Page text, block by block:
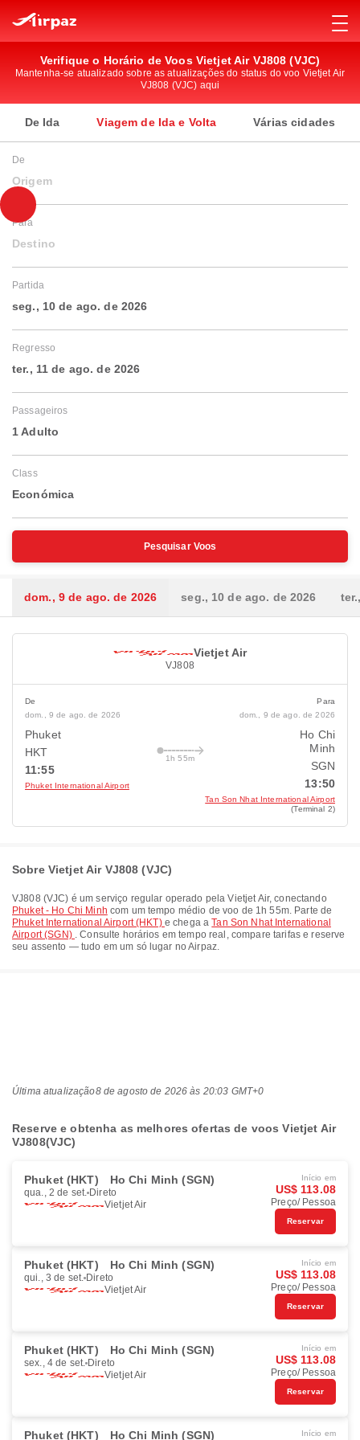
Verifique o Horário de Voos Vietjet Air VJ808 (VJC)
Mantenha-se atualizado sobre as atualizações do status do voo Vietjet Air
VJ808 (VJC) aqui
De Ida Viagem de Ida e Volta Várias cidades
De
Origem
Para
Destino
Partida
seg., 10 de ago. de 2026
Regresso
ter., 11 de ago. de 2026
Passageiros
1 Adulto
Class
Económica
Pesquisar Voos
dom., 9 de ago. de 2026 seg., 10 de ago. de 2026
Vietjet Air
VJ808
De
dom., 9 de ago. de 2026
Phuket
HKT
11:55
Phuket International Airport
1h 55m
Para
dom., 9 de ago. de 2026
Ho Chi
Minh
SGN
13:50
Tan Son Nhat International Airport
(Terminal 2)
Sobre Vietjet Air VJ808 (VJC)
VJ808 (VJC) é um serviço regular operado pelaVietjet Air, conectando
Phuket - Ho Chi Minh com um tempo médio de voo de 1h 55m. Parte de
Phuket International Airport (HKT) e chega aTan Son Nhat International
Airport (SGN) . Consulte horários em tempo real, compare tarifas e reserve
seu assento — tudo em um só lugar no Airpaz.
Última atualização8 de agosto de 2026 às 20:03 GMT+0
Reserve e obtenha as melhores ofertas de voos Vietjet Air
VJ808(VJC)
Phuket (HKT) Ho Chi Minh (SGN)
qua., 2 de set. Direto
Vietjet Air
Início em
US$ 113.08
Preço/ Pessoa
Reservar
Phuket (HKT) Ho Chi Minh (SGN)
qui., 3 de set. Direto
Vietjet Air
Início em
US$ 113.08
Preço/ Pessoa
Reservar
Phuket (HKT) Ho Chi Minh (SGN)
sex., 4 de set. Direto
Vietjet Air
Início em
US$ 113.08
Preço/ Pessoa
Reservar
Phuket (HKT) Ho Chi Minh (SGN) Início em